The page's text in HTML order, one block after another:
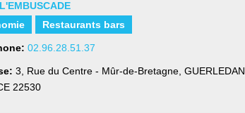
Restaurants bars
02.96.28.51.37
3, Rue du Centre - Mûr-de-Bretagne, GUERLEDAN,
22530